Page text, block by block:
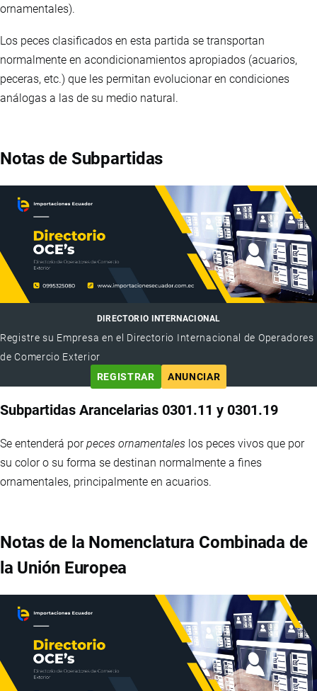
ornamentales).
Los peces clasificados en esta partida se transportan
normalmente en acondicionamientos apropiados (acuarios,
peceras, etc.) que les permitan evolucionar en condiciones
análogas a las de su medio natural.
Notas de Subpartidas
DIRECTORIO INTERNACIONAL
Registre su Empresa en el Directorio Internacional de Operadores
de Comercio Exterior
REGISTRAR
ANUNCIAR
Subpartidas Arancelarias 0301.11 y 0301.19
Se entenderá porpeces ornamentales los peces vivos que por
su color o su forma se destinan normalmente a fines
ornamentales, principalmente en acuarios.
Notas de la Nomenclatura Combinada de
la Unión Europea